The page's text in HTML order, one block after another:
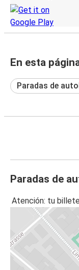
En esta
Paradas de
Paradas de
Atención: tu